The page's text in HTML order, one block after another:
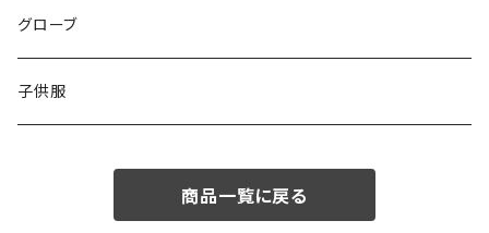
50/XL～
48/L
50/XL～
46/M
48/L
グローブ
子供服
商品一覧に戻る